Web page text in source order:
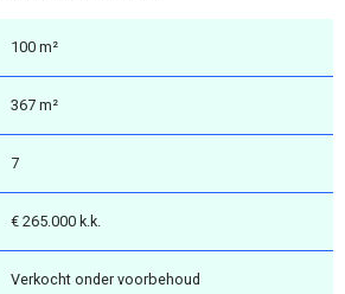
100 m²
367 m²
7
€ 265.000 k.k.
Verkocht onder voorbehoud